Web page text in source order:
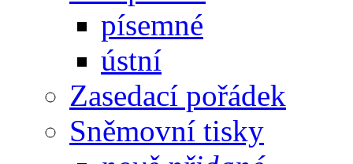
písemné
ústní
Zasedací pořádek
Sněmovní tisky